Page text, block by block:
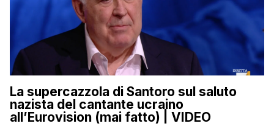
La supercazzola di Santoro sul saluto
nazista del cantante ucraino
all’Eurovision (mai fatto) | VIDEO